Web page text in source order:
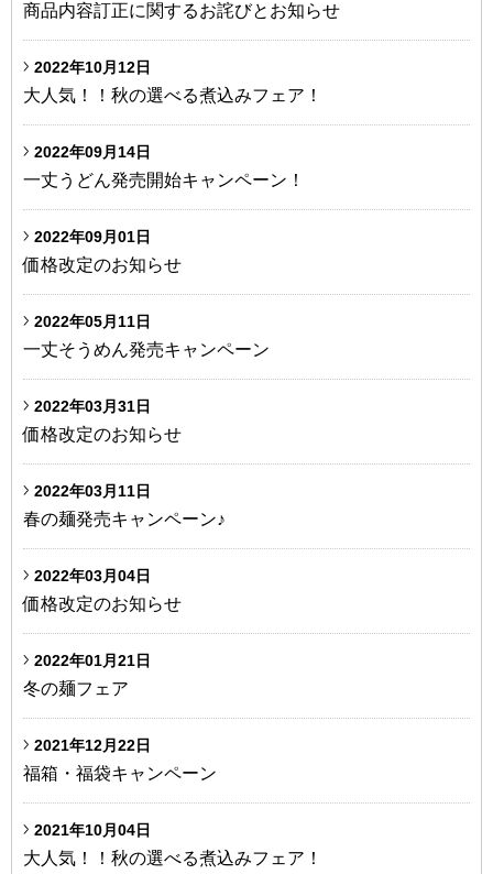
商品内容訂正に関するお詫びとお知らせ
2022年10月12日
大人気！！秋の選べる煮込みフェア！
2022年09月14日
一丈うどん発売開始キャンペーン！
2022年09月01日
価格改定のお知らせ
2022年05月11日
一丈そうめん発売キャンペーン
2022年03月31日
価格改定のお知らせ
2022年03月11日
春の麺発売キャンペーン♪
2022年03月04日
価格改定のお知らせ
2022年01月21日
冬の麺フェア
2021年12月22日
福箱・福袋キャンペーン
2021年10月04日
大人気！！秋の選べる煮込みフェア！